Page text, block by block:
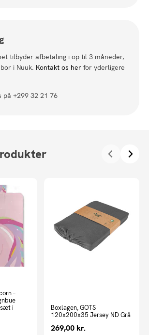
tilbyder afbetaling i op til 3 måneder,
i Nuuk. Kontakt os her for yderligere
på +299 32 21 76
–
i
Boxlagen, GOTS
120x200x35 Jersey ND Grå
269,00 kr.